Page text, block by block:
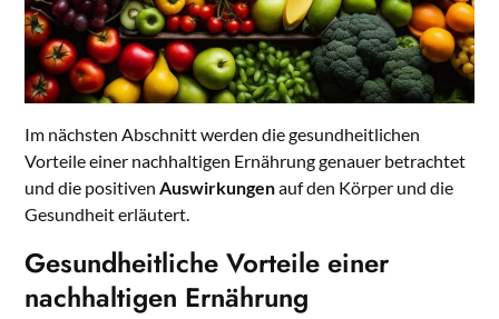
Im nächsten Abschnitt werden die gesundheitlichen
Vorteile einer nachhaltigen Ernährung genauer betrachtet
und die positivenAuswirkungenauf den Körper und die
Gesundheit erläutert.
Gesundheitliche Vorteile einer
nachhaltigen Ernährung